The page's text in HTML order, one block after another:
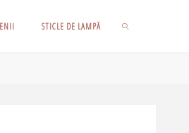
STICLE DE LAMPĂ